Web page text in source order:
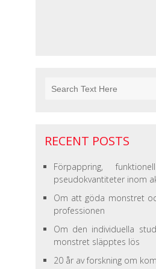
RECENT POSTS
Förpappring,
pseudokvantiteter inom
Om att göda monstret
professionen
Om den individuella
monstret släpptes lös
20 år av forskning om